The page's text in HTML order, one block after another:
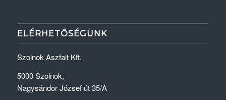
ELÉRHETŐSÉGÜNK
Szolnok Aszfalt Kft.
5000 Szolnok,
Nagysándor József út 35/A